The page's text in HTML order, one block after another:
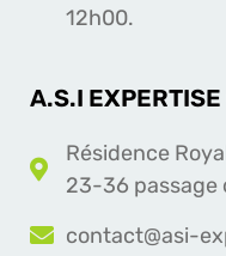
12h00.
A.S.I
Résidence
23-36 passage
contact@asi-